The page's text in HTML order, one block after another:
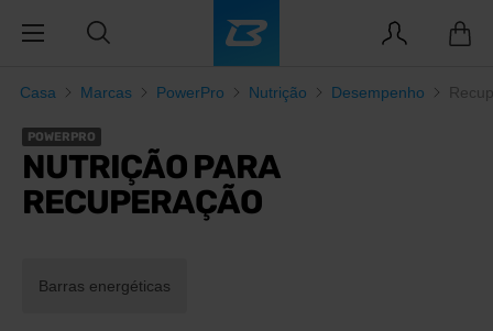
Casa Marcas PowerPro Nutrição Desempenho
POWERPRO
NUTRIÇÃO PARA
RECUPERAÇÃO
Barras energéticas